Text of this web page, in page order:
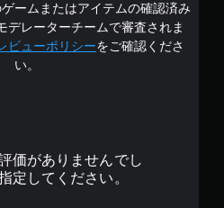
の
4
ームまたはアイテムの確認済み
デレーターチームで審査されま
ビューポリシーをご確認くださ
い。
価がありませんでし
定してください。